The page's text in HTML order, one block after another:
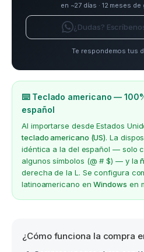
en ~27 días · 12 meses de
¿Dudas?
Te respondemos tus
⌨️ Teclado americano —
español
Al importarse desde Estados
teclado americano (US). La
idéntica a la del español — solo
algunos símbolos (@ # $) — y lañ
derecha de la L. Se configura
latinoamericano enWindows en
¿Cómo funciona la compra